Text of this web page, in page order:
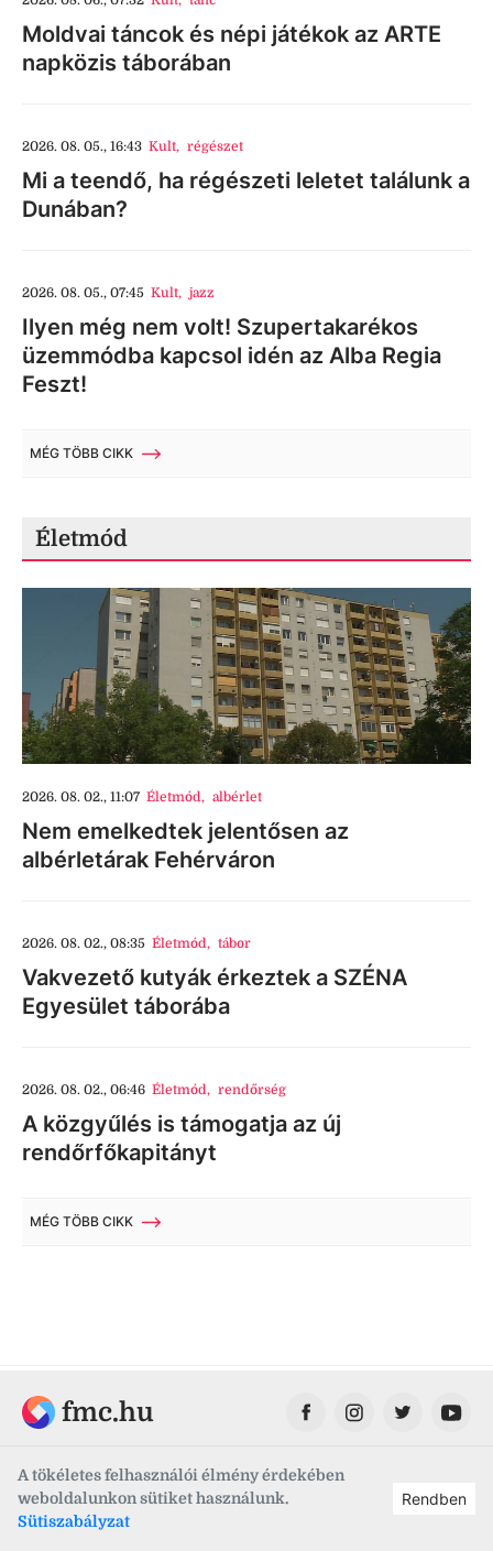
A tökéletes felhasználói élmény érdekében
weboldalunkon sütiket használunk.
Sütiszabályzat
Rendben
Moldvai táncok és népi játékok az ARTE
napközis táborában
2026. 08. 05., 16:43 Kult, régészet
Mi a teendő, ha régészeti leletet találunk a
Dunában?
2026. 08. 05., 07:45 Kult, jazz
Ilyen még nem volt! Szupertakarékos
üzemmódba kapcsol idén az Alba Regia
Feszt!
MÉG TÖBB CIKK
Életmód
2026. 08. 02., 11:07 Életmód, albérlet
Nem emelkedtek jelentősen az
albérletárak Fehérváron
2026. 08. 02., 08:35 Életmód, tábor
Vakvezető kutyák érkeztek a SZÉNA
Egyesület táborába
2026. 08. 02., 06:46 Életmód, rendőrség
A közgyűlés is támogatja az új
rendőrfőkapitányt
MÉG TÖBB CIKK
fmc.hu
Fehérvár Médiacentrum